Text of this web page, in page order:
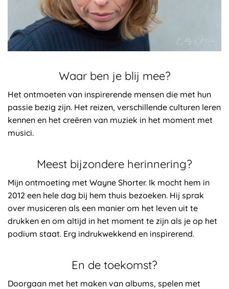
Waar ben je blij mee?
Het ontmoeten van inspirerende mensen die met hun
passie bezig zijn. Het reizen, verschillende culturen leren
kennen en het creëren van muziek in het moment met
musici.
Meest bijzondere herinnering?
Mijn ontmoeting met Wayne Shorter. Ik mocht hem in
2012 een hele dag bij hem thuis bezoeken. Hij sprak
over musiceren als een manier om het leven uit te
drukken en om altijd in het moment te zijn als je op het
podium staat. Erg indrukwekkend en inspirerend.
En de toekomst?
Doorgaan met het maken van albums, spelen met